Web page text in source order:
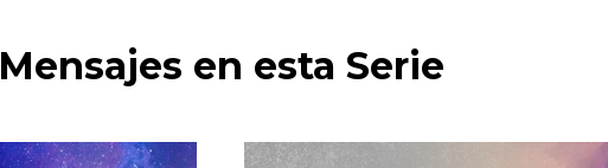
Mensajes en esta Serie